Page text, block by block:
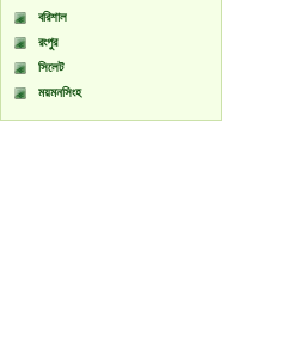
বরিশাল
রংপুর
সিলেট
ময়মনসিংহ